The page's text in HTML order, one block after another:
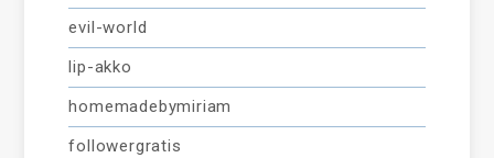
evil-world
lip-akko
homemadebymiriam
followergratis